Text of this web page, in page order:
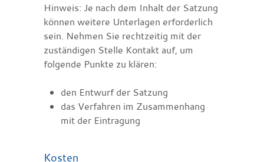
Hinweis: Je nach dem Inhalt der Satzung
können weitere Unterlagen erforderlich
sein. Nehmen Sie rechtzeitig mit der
zuständigen Stelle Kontakt auf, um
folgende Punkte zu klären:
den Entwurf der Satzung
das Verfahren im Zusammenhang
mit der Eintragung
Kosten